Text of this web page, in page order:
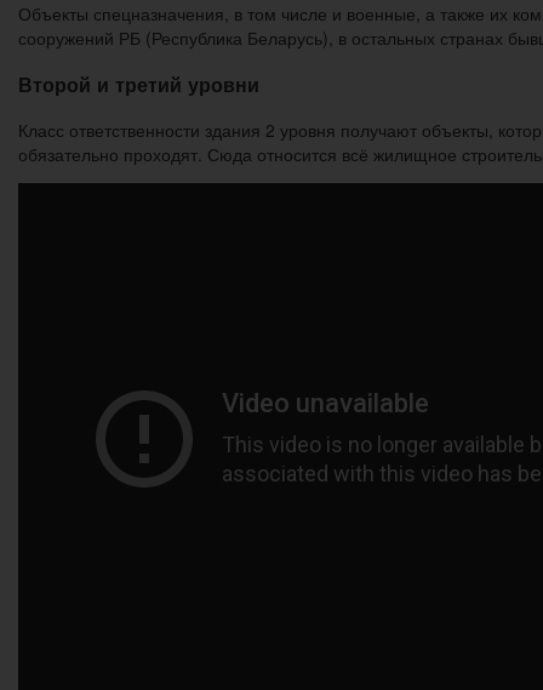
Объекты спецназначения, в том числе и военные, а также их
сооружений РБ (Республика Беларусь), в остальных странах
Второй и третий уровни
Класс ответственности здания 2 уровня получают объекты,
обязательно проходят. Сюда относится всё жилищное